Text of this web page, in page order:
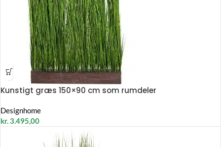
Kunstigt græs 150×90 cm som rumdeler
Designhome
kr.3.495,00